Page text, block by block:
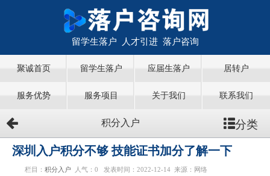
留学生落户 人才引进 落户咨询
聚诚首页 留学生落户 应届生落户 居转户
服务优势 服务项目 关于我们 联系我们
积分入户 分类
深圳入户积分不够 技能证书加分了解一下
栏目： 积分入户 人气： 0 发表时间：2022-12-14 来源：网络